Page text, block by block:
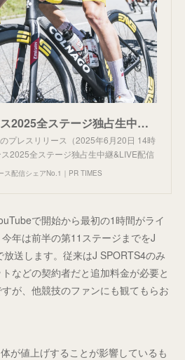
ツール・ド・フランス2025全ステージ独占生中継&LIVE配信
プレスリリース（2025年6月20日 14時
2025全ステージ独占生中継&LIVE配信
ス配信シェアNo.1｜PR TIMES
で開始から最初の1時間がライ
年は前半の第11ステージまでをJ
送します。従来はJ SPORTS4のみ
などの契約者だと追加料金が必要と
が、他競技のファンにも観てもらお
が値上げすることが影響しているも